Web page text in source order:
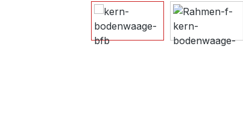
Bildergalerie überspringen